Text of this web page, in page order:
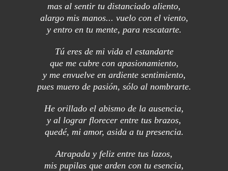
mas al sentir tu distanciado aliento,
alargo mis manos... vuelo con el viento,
y entro en tu mente, para rescatarte.
Tú eres de mi vida el estandarte
que me cubre con apasionamiento,
y me envuelve en ardiente sentimiento,
pues muero de pasión, sólo al nombrarte.
He orillado el abismo de la ausencia,
y al lograr florecer entre tus brazos,
quedé, mi amor, asida a tu presencia.
Atrapada y feliz entre tus lazos,
mis pupilas que arden con tu esencia,